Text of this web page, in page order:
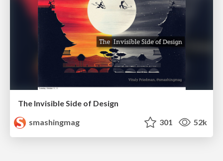
The Invisible Side of Design
smashingmag
301 52k